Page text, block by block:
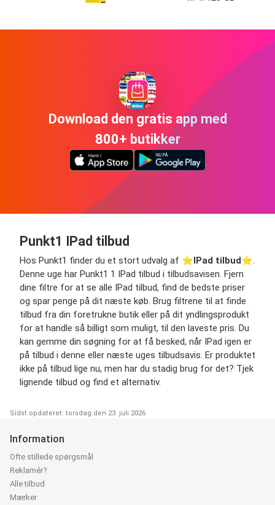
Download den gratis app med
800+ butikker
Punkt1 IPad tilbud
Hos Punkt1 finder du et stort udvalg af ⭐️IPad tilbud⭐️.
Denne uge har Punkt1 1 IPad tilbud i tilbudsavisen. Fjern
dine filtre for at se alle IPad tilbud, find de bedste priser
og spar penge på dit næste køb. Brug filtrene til at finde
tilbud fra din foretrukne butik eller på dit yndlingsprodukt
for at handle så billigt som muligt, til den laveste pris. Du
kan gemme din søgning for at få besked, når IPad igen er
på tilbud i denne eller næste uges tilbudsavis. Er produktet
ikke på tilbud lige nu, men har du stadig brug for det? Tjek
lignende tilbud og find et alternativ.
Sidst opdateret: torsdag den 23. juli 2026
Information
Ofte stillede spørgsmål
Reklamér?
Alle tilbud
Mærker